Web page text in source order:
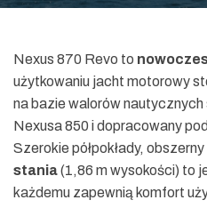
Nexus 870 Revo to
użytkowaniu jacht motorowy
na bazie walorów
Nexusa 850 i dopracowany
Szerokie półpokłady,
stania(1,86 m wysokości) to
każdemu zapewnią komfort